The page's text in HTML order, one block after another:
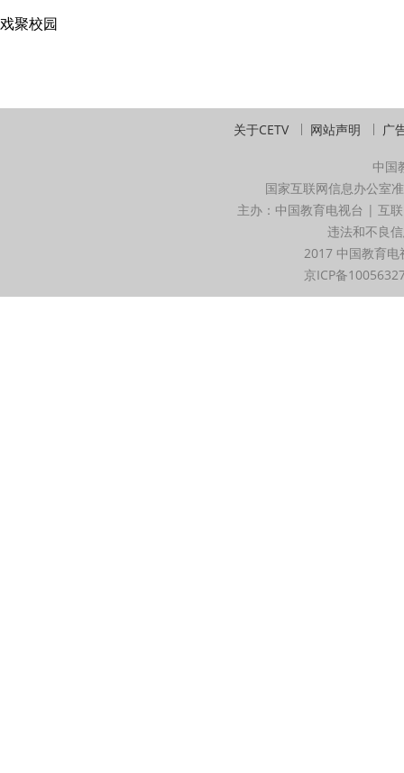
戏聚校园
关于CETV 网站声明 广
中国
国家互联网信息办公室
主办：中国教育电视台 | 互
违法和不良
2017 中国教育
京ICP备